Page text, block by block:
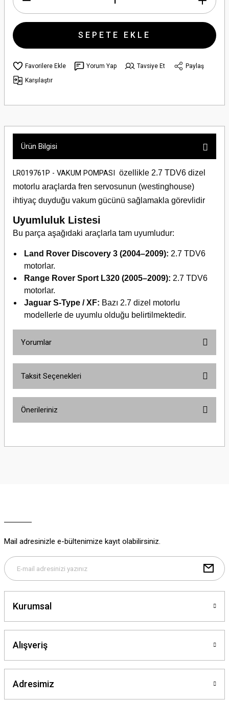
SEPETE EKLE
Yorum Yap Tavsiye Et
Paylaş
Karşılaştır
Ürün Bilgisi
LR019761P - VAKUM POMPASI
özellikle 2.7 TDV6 dizel
motorlu araçlarda fren servosunun (westinghouse)
ihtiyaç duyduğu vakum gücünü sağlamakla görevlidir
Uyumluluk Listesi
Bu parça aşağıdaki araçlarla tam uyumludur:
Land Rover Discovery 3 (2004–2009): 2.7 TDV6
motorlar.
Range Rover Sport L320 (2005–2009): 2.7 TDV6
motorlar.
Jaguar S-Type / XF: Bazı 2.7 dizel motorlu
modellerle de uyumlu olduğu belirtilmektedir.
Yorumlar
Taksit Seçenekleri
Önerileriniz
yetersiz gördüğünüz noktaları öneri formunu kullanarak tarafımıza
Bu ürüne benzer farklı alternatifler olmalı.
Mail adresinizle e-bültenimize kayıt olabilirsiniz.
Kurumsal
Alışveriş
Adresimiz